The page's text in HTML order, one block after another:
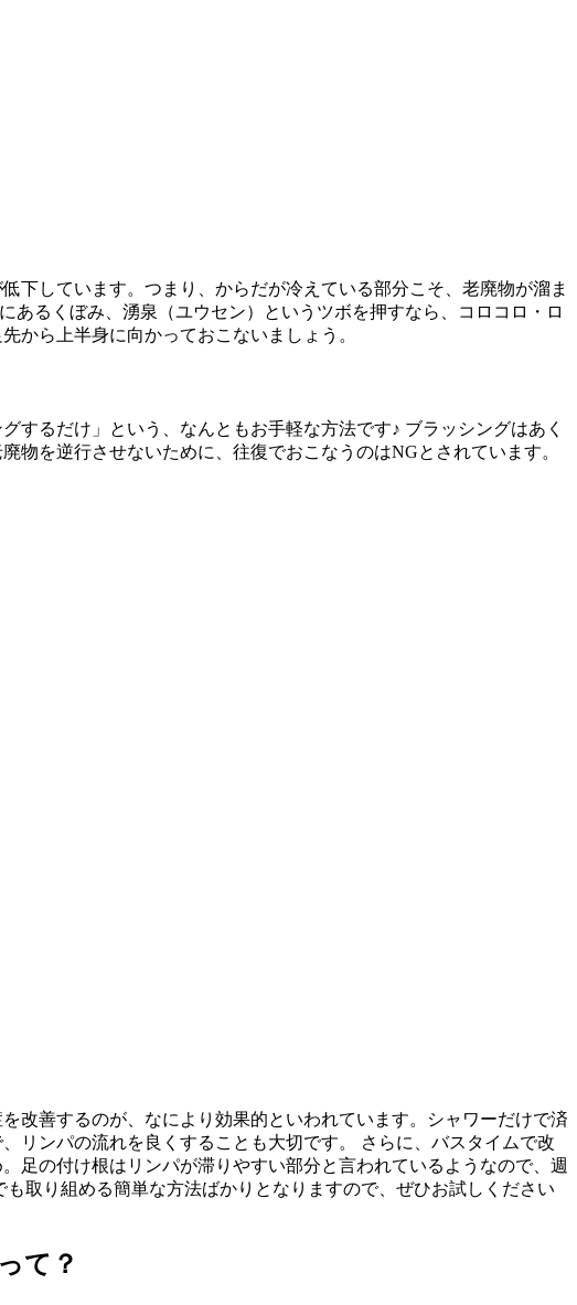
下しています。つまり、からだが冷えている部分こそ、老廃物が溜ま
るくぼみ、湧泉（ユウセン）というツボを押すなら、コロコロ・ロ
から上半身に向かっておこないましょう。
るだけ」という、なんともお手軽な方法です♪ ブラッシングはあく
物を逆行させないために、往復でおこなうのはNGとされています。
改善するのが、なにより効果的といわれています。シャワーだけで済
リンパの流れを良くすることも大切です。 さらに、バスタイムで改
足の付け根はリンパが滞りやすい部分と言われているようなので、週
取り組める簡単な方法ばかりとなりますので、ぜひお試しください
て？